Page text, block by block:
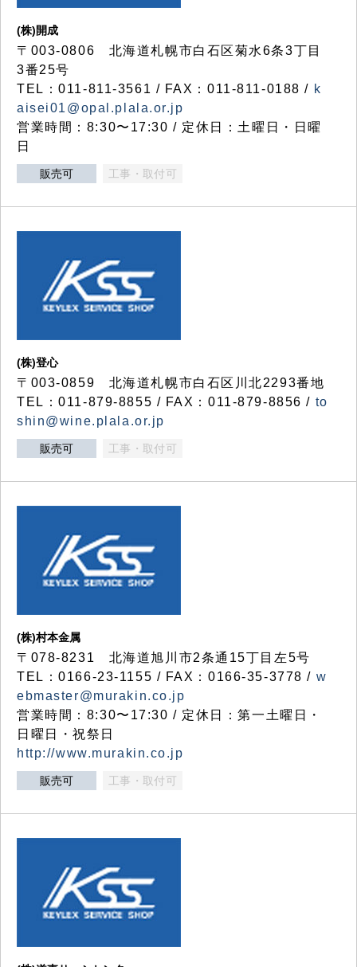
(株)開成
〒003-0806 北海道札幌市白石区菊水6条3丁目
3番25号
TEL：011-811-3561 / FAX：011-811-0188 / k
aisei01@opal.plala.or.jp
営業時間：8:30〜17:30 / 定休日：土曜日・日曜
日
販売可 工事・取付可
(株)登心
〒003-0859 北海道札幌市白石区川北2293番地
TEL：011-879-8855 / FAX：011-879-8856 / to
shin@wine.plala.or.jp
販売可 工事・取付可
(株)村本金属
〒078-8231 北海道旭川市2条通15丁目左5号
TEL：0166-23-1155 / FAX：0166-35-3778 / w
ebmaster@murakin.co.jp
営業時間：8:30〜17:30 / 定休日：第一土曜日・
日曜日・祝祭日
http://www.murakin.co.jp
販売可 工事・取付可